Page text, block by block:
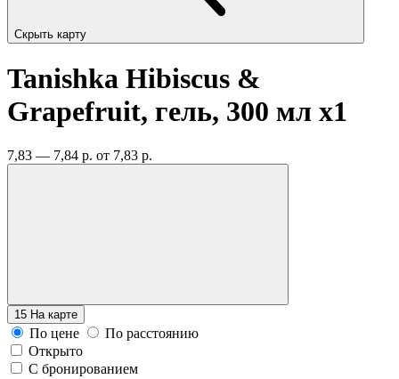
Скрыть карту
Tanishka Hibiscus &
Grapefruit, гель, 300 мл x1
7,83 — 7,84 р. от 7,83 р.
15 На карте
По цене
По расстоянию
Открыто
С бронированием